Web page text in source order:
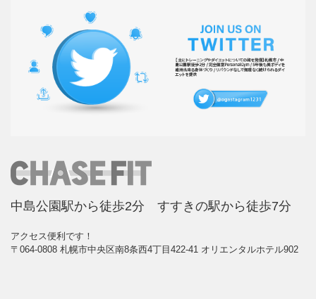
中島公園駅から徒歩2分 すすきの駅から徒歩7分
アクセス便利です！
〒064-0808 札幌市中央区南8条西4丁目422-41 オリエンタルホテル902